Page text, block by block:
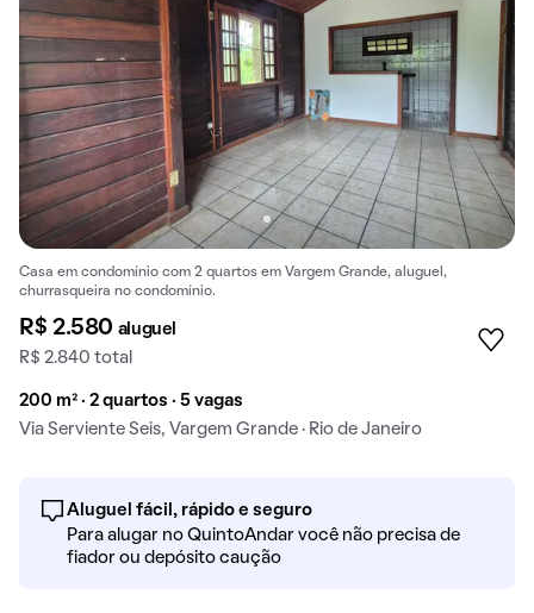
Casa em condomínio com 2 quartos em Vargem Grande, aluguel,
churrasqueira no condomínio.
R$ 2.580 aluguel
R$ 2.840 total
200 m² · 2 quartos · 5 vagas
Via Serviente Seis, Vargem Grande · Rio de Janeiro
Aluguel fácil, rápido e seguro
Para alugar no QuintoAndar você não precisa de
fiador ou depósito caução